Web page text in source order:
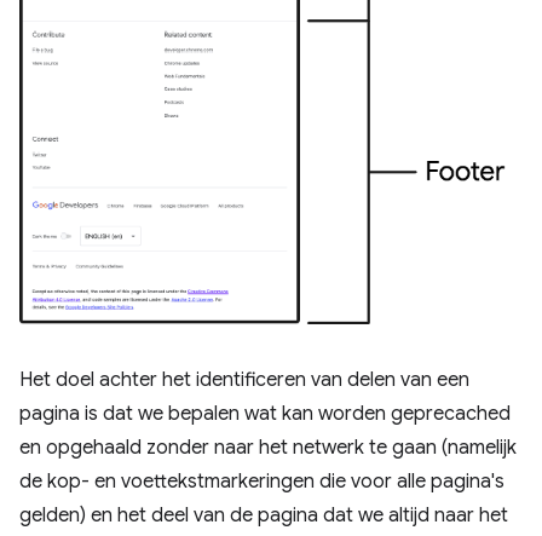
Het doel achter het identificeren van delen van een
pagina is dat we bepalen wat kan worden geprecached
en opgehaald zonder naar het netwerk te gaan (namelijk
de kop- en voettekstmarkeringen die voor alle pagina's
gelden) en het deel van de pagina dat we altijd naar het